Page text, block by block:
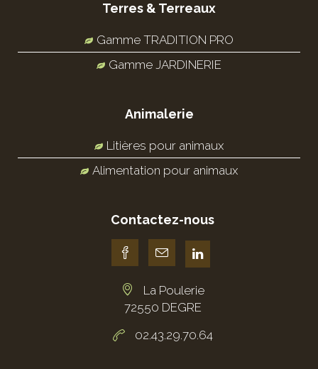
Terres & Terreaux
Gamme TRADITION PRO
Gamme JARDINERIE
Animalerie
Litières pour animaux
Alimentation pour animaux
Contactez-nous
La Poulerie
72550 DEGRE
02.43.29.70.64